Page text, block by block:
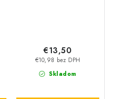
Skladom
€10,98 bez DPH
€13,50